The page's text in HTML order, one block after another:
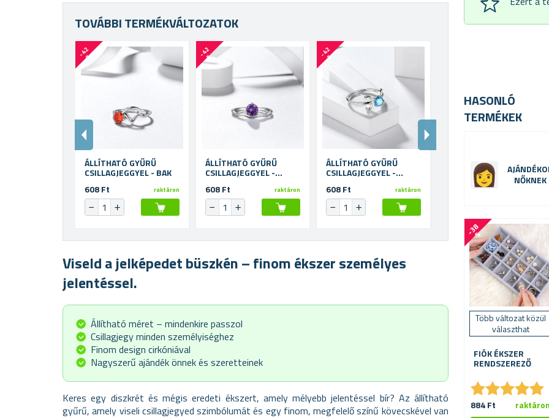
TOVÁBBI TERMÉKVÁLTOZATOK
-
4
2
%
ÁLLÍTHATÓ GYŰRŰ
CSILLAGJEGGYEL - BAK
608 Ft
raktáron
-
4
2
%
ÁLLÍTHATÓ GYŰRŰ
CSILLAGJEGGYEL -
608 Ft raktáron
-
4
2
%
ÁLLÍTHATÓ GYŰRŰ
CSILLAGJEGGYEL -
608 Ft raktáron
ÁLLÍTHATÓ GYŰRŰ
CSILLAGJEGGYEL - KOS
Viseld a jelképedet büszkén – finom ékszer személyes
jelentéssel.
Állítható méret – mindenkire passzol
Csillagjegy minden személyiséghez
Finom design cirkóniával
Nagyszerű ajándék önnek és szeretteinek
Keres egy diszkrét és mégis eredeti ékszert, amely mélyebb jelentéssel bír? Az állítható
gyűrű, amely viseli csillagjegyed szimbólumát és egy finom, megfelelő színű kövecskével van
HASONLÓ
TERMÉKEK
NŐKNEK
-
3
8
%
Több változat közül
választhat
FIÓK ÉKSZER
RENDSZEREZŐ
★★★★★
★★★★★
884 Ft raktáron